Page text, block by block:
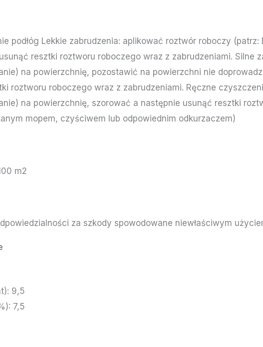
podłóg Lekkie zabrudzenia: aplikować roztwór roboczy
resztki roztworu roboczego wraz z zabrudzeniami. Silne
na powierzchnię, pozostawić na powierzchni nie
roztworu roboczego wraz z zabrudzeniami. Ręczne
na powierzchnię, szorować a następnie usunąć resztki
mopem, czyściwem lub odpowiednim odkurzaczem)
m2
za szkody spowodowane niewłaściwym
9,5
7,5